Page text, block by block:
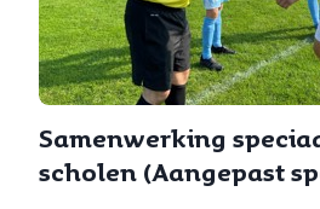
Samenwerking
scholen (Aangepast